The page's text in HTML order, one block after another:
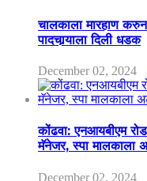
चालकाला मारहाण
पादचार्‍याला दिली धडक
December 02, 2024
कोंढवा: एनआयबीएम
मॅनेजर, स्पा मालकाला
December 02, 2024